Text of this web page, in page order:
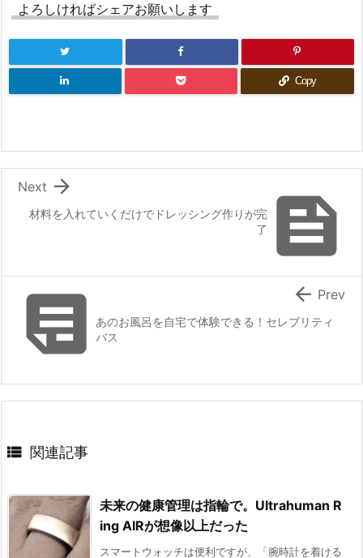
よろしければシェアお願いします
Copy

材料を入れていくだけでドレッシング作りが完
了

Next
あのお風呂を自宅で体験できる！セレブリティ
バス
 Prev
 関連記事
未来の健康管理は指輪で。Ultrahuman R
ing AIRが想像以上だった
スマートウォッチは便利ですが、「腕時計を着ける